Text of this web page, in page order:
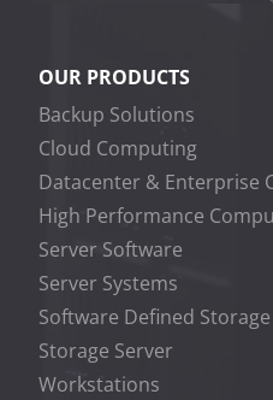
OUR PRODUCTS
Backup Solutions
Cloud Computing
Datacenter & Enterprise
High Performance
Server Software
Server Systems
Software Defined Storage
Storage Server
Workstations